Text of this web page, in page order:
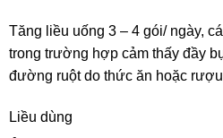
Tăng liều uống 3 – 4 gói/ ngày,
trong trường hợp cảm thấy đầy
đường ruột do thức ăn hoặc
Liều dùng